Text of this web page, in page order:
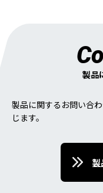
製品
製品に関するお問い合
じます。
製